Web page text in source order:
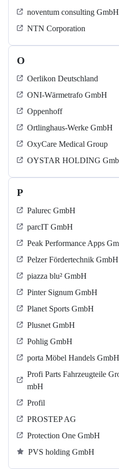
noventum consulting GmbH
NTN Corporation
O
Oerlikon Deutschland
ONI-Wärmetrafo GmbH
Oppenhoff
Ortlinghaus-Werke GmbH
OxyCare Medical Group
OYSTAR HOLDING
P
Palurec GmbH
parcIT GmbH
Peak Performance Apps
Pelzer Fördertechnik GmbH
piazza blu² GmbH
Pinter Signum GmbH
Planet Sports GmbH
Plusnet GmbH
Pohlig GmbH
porta Möbel Handels
Profi Parts Fahrzeugteile
mbH
Profil
PROSTEP AG
Protection One GmbH
PVS holding GmbH